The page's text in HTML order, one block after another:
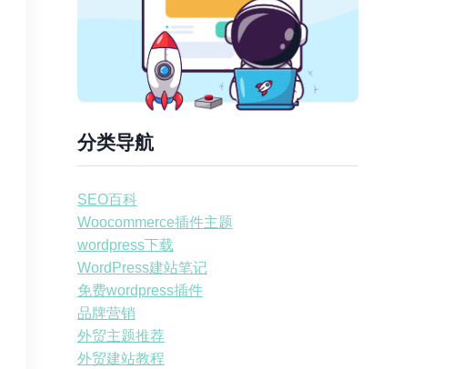
分类导航
SEO百科
Woocommerce插件主题
wordpress下载
WordPress建站笔记
免费wordpress插件
品牌营销
外贸主题推荐
外贸建站教程